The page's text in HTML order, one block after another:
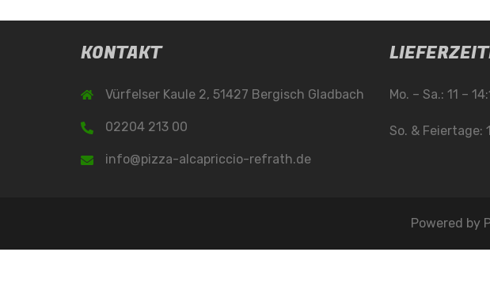
KONTAKT
Vürfelser Kaule 2, 51427 Bergisch Gladbach
02204 213 00
info@pizza-alcapriccio-refrath.de
Mo. – Sa.: 11 –
So. & Feiertage:
Powered by